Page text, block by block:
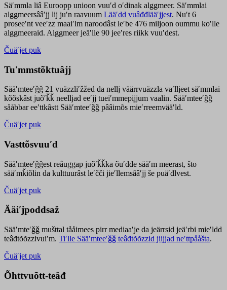
Säʹmmla liâ Euroopp unioon vuuʹd oʹdinak alggmeer. Säʹmmlai
alggmeersââʹjj lij juʹn raavuum Lääʹdd vuâđđlääʹjjest. Nuʹt 6
proseeʹnt veeʹzz maaiʹlm naroodâst leʹbe 476 miljoon oummu koʹlle
alggmeeraid. Alggmeer jeäʹlle 90 jeeʹres riikk vuuʹdest.
Čuäʹjet puk
Tuʹmmstõktuâjj
Sääʹmteeʹǧǧ 21 vuäzzliʹžžed da nellj väärrvuäzzla vaʹlljeet säʹmmlai
kõõskâst juõʹǩǩ neelljad eeʹjj tueiʹmmepijjum vaalin. Sääʹmteeʹǧǧ
sååbbar eeʹttkâstt Sääʹmteeʹǧǧ pââimõs mieʹrreemvääʹld.
Čuäʹjet puk
Vasttõsvuuʹd
Sääʹmteeʹǧǧest reâuggap juõʹǩǩka õuʹdde sääʹm meerast, što
sääʹmǩiõlin da kulttuurâst leʹčči jieʹllemsââʹjj še puäʹđlvest.
Čuäʹjet puk
Ääiʹjpoddsaž
Sääʹmteʹǧǧ mušttal tååimees pirr mediaaʹje da jeärrsid jeäʹrbi mieʹldd
teâđtõõzzivuiʹm. Tiʹlle Sääʹmteeʹǧǧ teâđtõõzzid jiijjad neʹttpååšta.
Čuäʹjet puk
Õhttvuõtt-teâđ